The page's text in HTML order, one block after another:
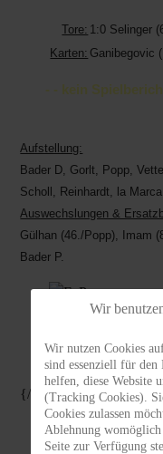
Tore: 1:0 Selinger
Karten: Ganibegovic
- - kein
Aufstellung:
Bader D, Gorlt, Popp,
Scholl, Reinhardt, la
Auswechslungen &
Gülhan (46./Popp), Imam
Bader P.
Spieltag
{/slider}
Wir
Wir nutzen Cookies
sind essenziell für den
helfen, diese Website
(Tracking Cookies).
Cookies zulassen
Ablehnung
Seite zur Verfügung